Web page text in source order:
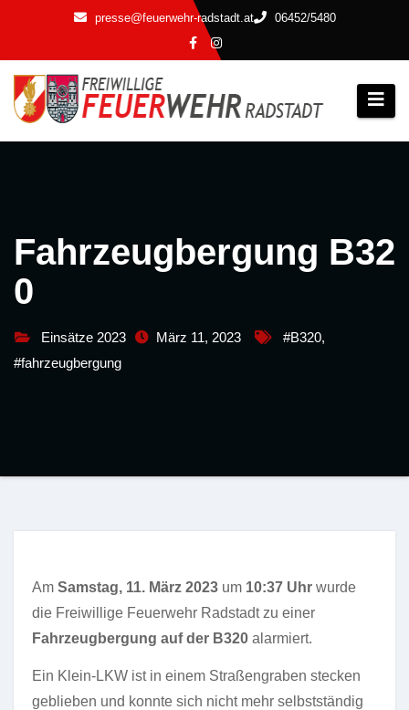
springen
presse@feuerwehr-radstadt.at 06452/5480
Fahrzeugbergung B32
0
Einsätze 2023 März 11, 2023 #B320,
#fahrzeugbergung
Am Samstag, 11. März 2023 um 10:37 Uhr wurde
die Freiwillige Feuerwehr Radstadt zu einer
Fahrzeugbergung auf der B320 alarmiert.
Ein Klein-LKW ist in einem Straßengraben stecken
geblieben und konnte sich nicht mehr selbstständig